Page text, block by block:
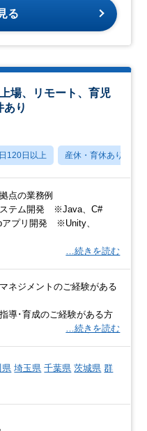
る
場、リモート、育児
あり
120日以上 産休・育休あり
点の業務例
ステム開発 ※Java、C#
アプリ開発 ※Unity、
…続きを読む
ネジメントのご経験がある
導･育成のご経験がある方
…続きを読む
県 埼玉県 千葉県 茨城県 群